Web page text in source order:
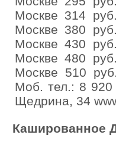
Москве 314
Москве 380
Москве 430
Москве 480
Москве 510
Моб. тел.: 8
Щедрина, 34
Кашированное